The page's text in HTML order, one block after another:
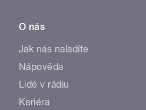
O nás
Jak nás naladíte
Nápověda
Lidé v rádiu
Kariéra